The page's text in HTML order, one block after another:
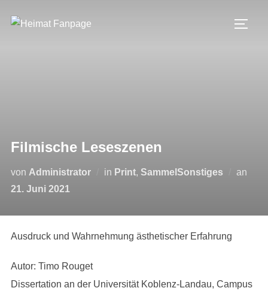
Inhalt
Filmische Leseszenen
von Administrator in Print, SammelSonstiges an
21. Juni 2021
Ausdruck und Wahrnehmung ästhetischer Erfahrung
Autor: Timo Rouget
Dissertation an der Universität Koblenz-Landau, Campus